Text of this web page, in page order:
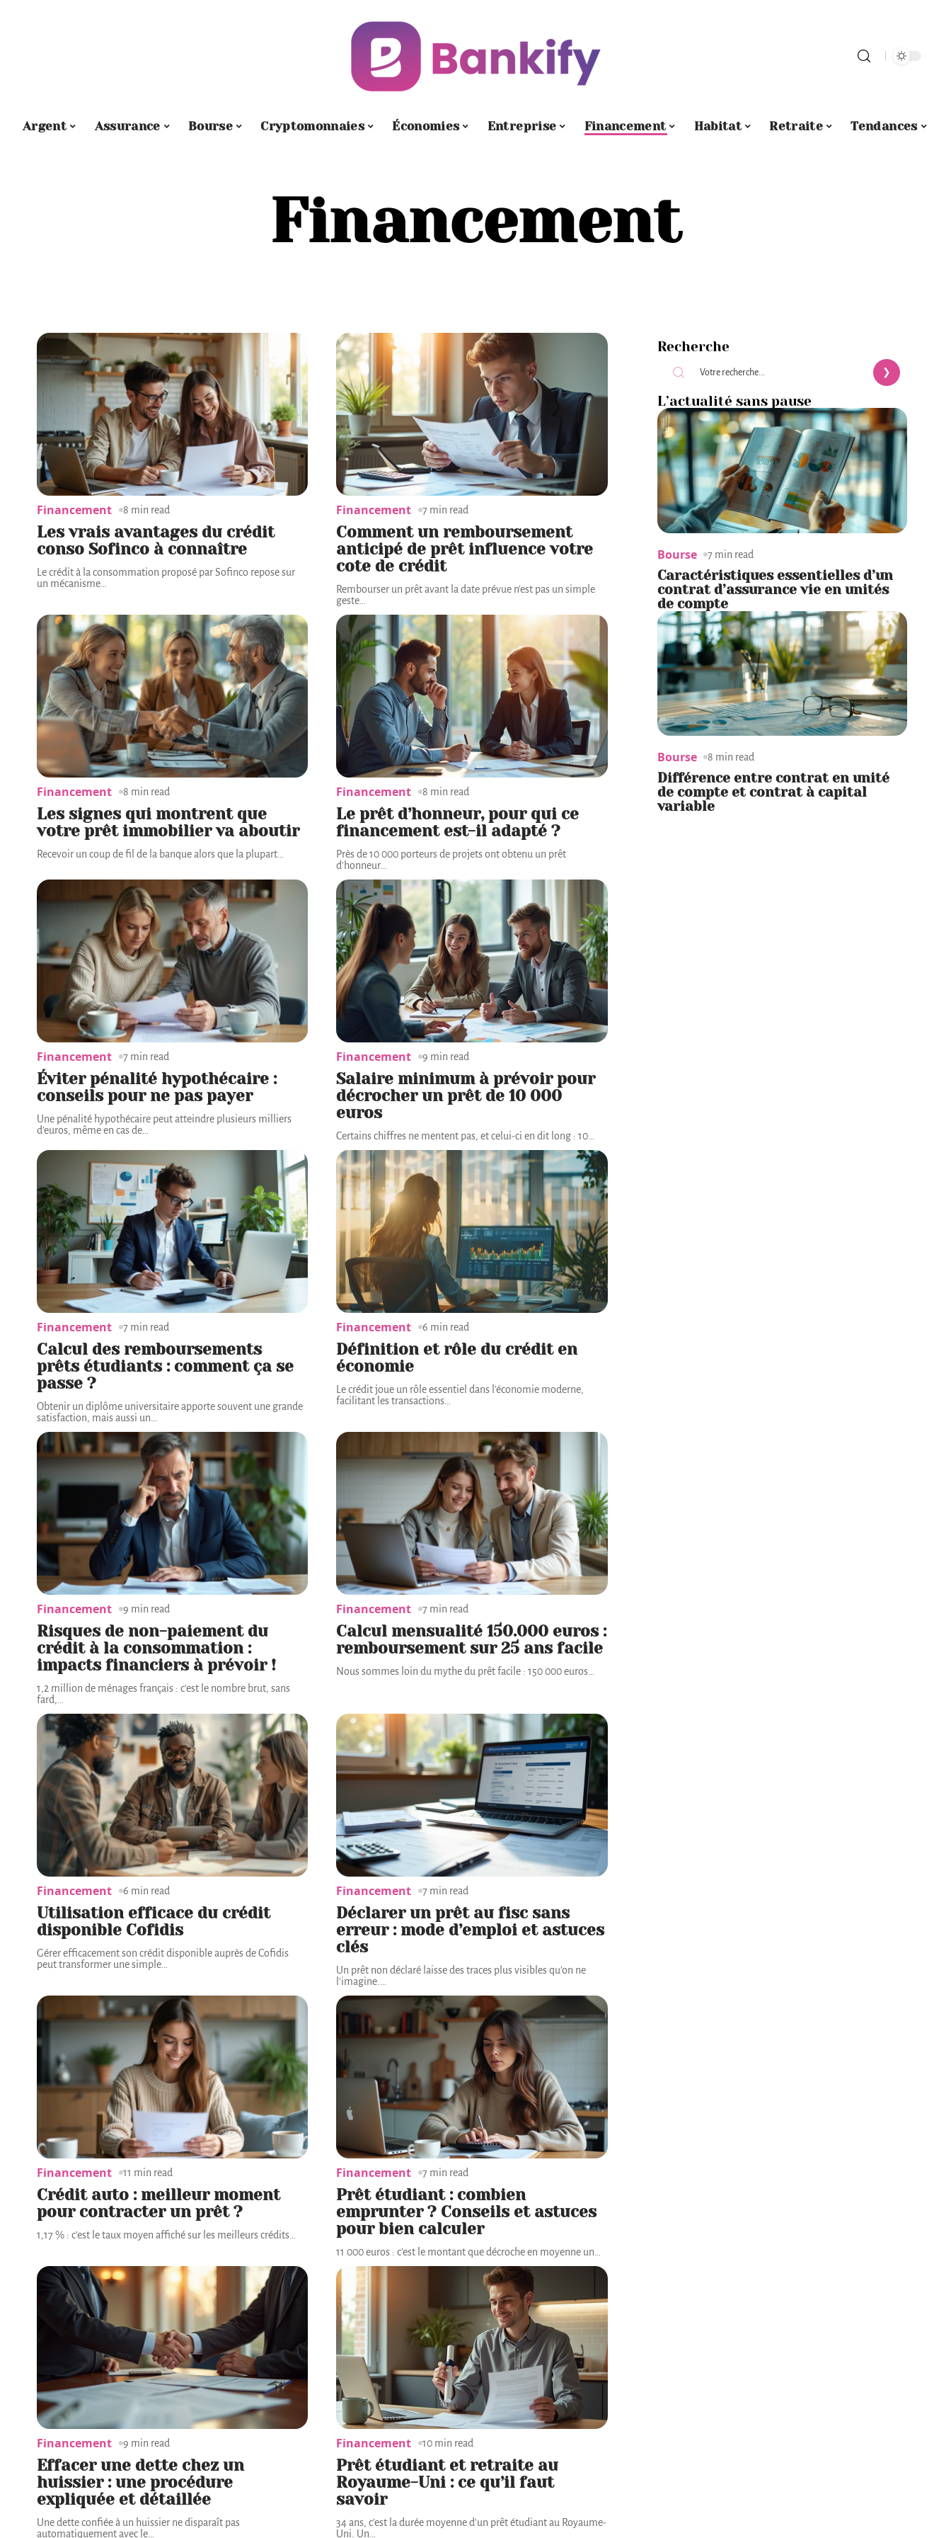
Argent Assurance Bourse Cryptomonnaies Économies Entreprise Financement Habitat Retraite Tendances
Financement
Les vrais avantages du crédit
conso Sofinco à connaître
Le crédit à la consommation proposé par Sofinco repose sur
un mécanisme
Financement 8 min read
Comment un remboursement
anticipé de prêt influence votre
cote de crédit
Rembourser un prêt avant la date prévue n'est pas un simple
geste
Financement 7 min read
Les signes qui montrent que
votre prêt immobilier va aboutir
Recevoir un coup de fil de la banque alors que la plupart
Financement 8 min read
Le prêt d’honneur, pour qui ce
financement est-il adapté ?
Près de 10 000 porteurs de projets ont obtenu un prêt
d'honneur
Financement 8 min read
Éviter pénalité hypothécaire :
conseils pour ne pas payer
Une pénalité hypothécaire peut atteindre plusieurs milliers
d'euros, même en cas de
Financement 7 min read
Salaire minimum à prévoir pour
décrocher un prêt de 10 000
euros
Certains chiffres ne mentent pas, et celui-ci en dit long : 10
Financement 9 min read
Calcul des remboursements
prêts étudiants : comment ça se
passe ?
Obtenir un diplôme universitaire apporte souvent une grande
satisfaction, mais aussi un
Financement 7 min read
Définition et rôle du crédit en
économie
Le crédit joue un rôle essentiel dans l'économie moderne,
facilitant les transactions
Financement 6 min read
Risques de non-paiement du
crédit à la consommation :
impacts financiers à prévoir !
1,2 million de ménages français : c'est le nombre brut, sans
fard,
Financement 9 min read
Calcul mensualité 150.000 euros :
remboursement sur 25 ans facile
Nous sommes loin du mythe du prêt facile : 150 000 euros
Financement 7 min read
Utilisation efficace du crédit
disponible Cofidis
Gérer efficacement son crédit disponible auprès de Cofidis
peut transformer une simple
Financement 6 min read
Déclarer un prêt au fisc sans
erreur : mode d’emploi et astuces
clés
Un prêt non déclaré laisse des traces plus visibles qu'on ne
l'imagine.
Financement 7 min read
Crédit auto : meilleur moment
pour contracter un prêt ?
1,17 % : c'est le taux moyen affiché sur les meilleurs crédits
Financement 11 min read
Prêt étudiant : combien
emprunter ? Conseils et astuces
pour bien calculer
11 000 euros : c'est le montant que décroche en moyenne un
Financement 7 min read
Effacer une dette chez un
huissier : une procédure
expliquée et détaillée
Une dette confiée à un huissier ne disparaît pas
automatiquement avec le
Financement 9 min read
Prêt étudiant et retraite au
Royaume-Uni : ce qu’il faut
savoir
34 ans, c'est la durée moyenne d'un prêt étudiant au Royaume-
Uni. Un
Financement 10 min read
Recherche
L’actualité sans pause
Bourse 7 min read
Caractéristiques essentielles d’un
contrat d’assurance vie en unités
de compte
Bourse 8 min read
Différence entre contrat en unité
de compte et contrat à capital
variable